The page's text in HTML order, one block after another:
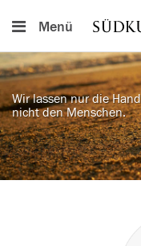
Menü
Wir lassen nur die
nicht den Menschen.